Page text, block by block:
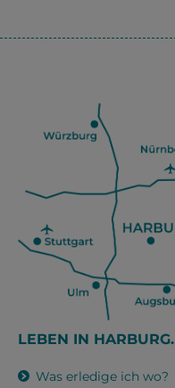
LEBEN IN HARBURG.
Was erledige ich wo?